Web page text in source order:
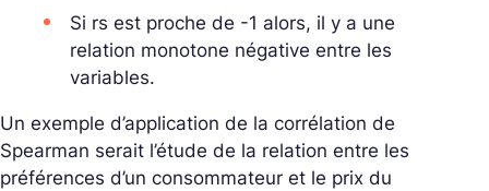
Si rs est proche de -1 alors, il y a une
relation monotone négative entre les
variables.
Un exemple d’application de la corrélation de
Spearman serait l’étude de la relation entre les
préférences d’un consommateur et le prix du